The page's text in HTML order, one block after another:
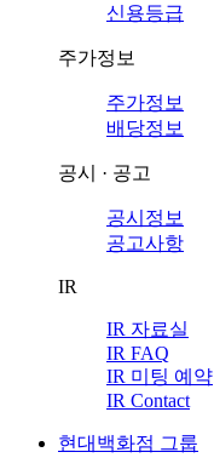
신용등급
주가정보
주가정보
배당정보
공시 · 공고
공시정보
공고사항
IR
IR 자료실
IR FAQ
IR 미팅 예약
IR Contact
현대백화점 그룹